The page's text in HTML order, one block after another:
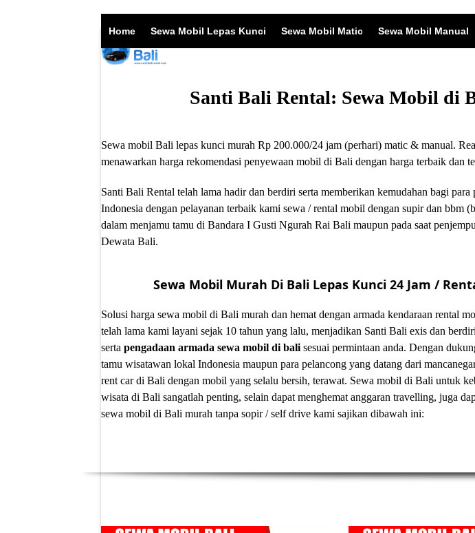
Home Sewa Mobil Lepas Kunci Sewa Mobil Matic Sewa Mobil Manual
Santi Bali Rental: Sewa Mobil di
Sewa mobil Bali lepas kunci murah Rp 200.000/24 jam (perhari) matic & manual.
menawarkan harga rekomendasi penyewaan mobil di Bali dengan harga terbaik dan
Santi Bali Rental telah lama hadir dan berdiri serta memberikan kemudahan bagi
Indonesia dengan pelayanan terbaik kami sewa / rental mobil dengan supir dan bbm
dalam menjamu tamu di Bandara I Gusti Ngurah Rai Bali maupun pada saat
Dewata Bali.
Sewa Mobil Murah Di Bali Lepas Kunci 24 Jam /
Solusi harga sewa mobil di Bali murah dan hemat dengan armada kendaraan rental
telah lama kami layani sejak 10 tahun yang lalu, menjadikan Santi Bali exis dan
serta pengadaan armada sewa mobil di bali sesuai permintaan anda. Dengan
tamu wisatawan lokal Indonesia maupun para pelancong yang datang dari
rent car di Bali dengan mobil yang selalu bersih, terawat. Sewa mobil di Bali untuk
wisata di Bali sangatlah penting, selain dapat menghemat anggaran travelling, juga
sewa mobil di Bali murah tanpa sopir/ self drive kami sajikan dibawah ini: